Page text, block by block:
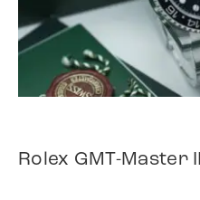
Rolex GMT-Master II